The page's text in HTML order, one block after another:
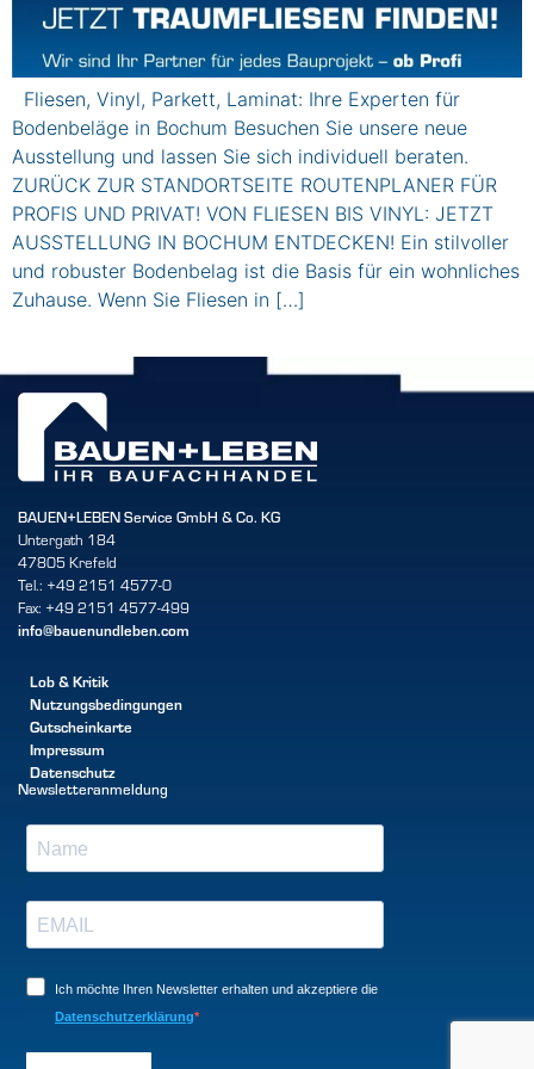
Fliesen, Vinyl, Parkett, Laminat: Ihre Experten für
Bodenbeläge in Bochum Besuchen Sie unsere neue
Ausstellung und lassen Sie sich individuell beraten.
ZURÜCK ZUR STANDORTSEITE ROUTENPLANER FÜR
PROFIS UND PRIVAT! VON FLIESEN BIS VINYL: JETZT
AUSSTELLUNG IN BOCHUM ENTDECKEN! Ein stilvoller
und robuster Bodenbelag ist die Basis für ein wohnliches
Zuhause. Wenn Sie Fliesen in […]
BAUEN+LEBEN Service GmbH & Co. KG
Untergath 184
47805 Krefeld
Tel.: +49 2151 4577-0
Fax: +49 2151 4577-499
info@bauenundleben.com
Lob & Kritik
Nutzungsbedingungen
Gutscheinkarte
Impressum
Datenschutz
Newsletteranmeldung
Ich möchte Ihren Newsletter erhalten und akzeptiere die
Datenschutzerklärung